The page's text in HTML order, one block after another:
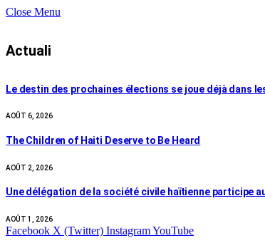
Close Menu
Actuali
Le destin des prochaines élections se joue déjà dans
AOÛT 6, 2026
The Children of Haiti Deserve to Be Heard
AOÛT 2, 2026
Une délégation de la société civile haïtienne participe
AOÛT 1, 2026
Facebook X (Twitter) InstagramYouTube